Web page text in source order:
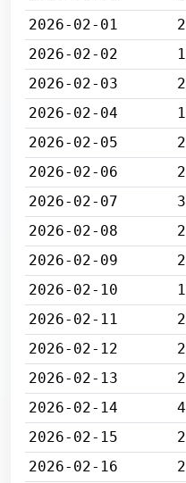
2026-02-01
2026-02-02
2026-02-03
2026-02-04
2026-02-05
2026-02-06
2026-02-07
2026-02-08
2026-02-09
2026-02-10
2026-02-11
2026-02-12
2026-02-13
2026-02-14
2026-02-15
2026-02-16